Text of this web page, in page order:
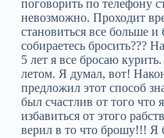
поговорить по телефону
невозможно. Проходит
становиться все больше
собираетесь бросить???
5 лет я все бросаю
летом. Я думал, вот!
предложил этот способ
был счастлив от того что
избавиться от этого
верил в то что брошу!!! Я